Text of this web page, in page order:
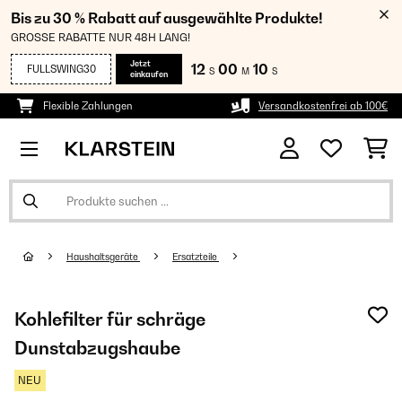
Bis zu 30 % Rabatt auf ausgewählte Produkte!
GROSSE RABATTE NUR 48H LANG!
FULLSWING30
Jetzt
einkaufen
12 S 00 M 10 S
Flexible Zahlungen Versandkostenfrei ab 100€
Haushaltsgeräte Ersatzteile
Kohlefilter für schräge
Dunstabzugshaube
NEU